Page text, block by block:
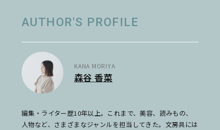
AUTHOR'S PROFILE
KANA MORIYA
森谷 香菜
編集・ライター歴10年以上。これまで、美容、読みもの、
人物など、さまざまなジャンルを担当してきた。文房具には